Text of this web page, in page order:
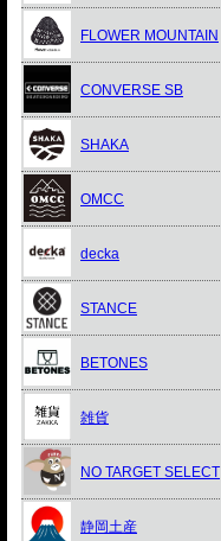
FLOWER MOUNTAIN
CONVERSE SB
SHAKA
OMCC
decka
STANCE
BETONES
雑貨
NO TARGET SELECT
静岡土産